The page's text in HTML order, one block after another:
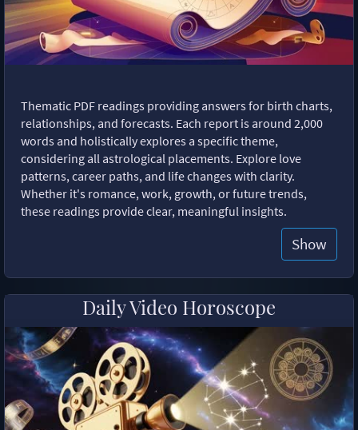
Thematic PDF readings providing answers for birth charts,
relationships, and forecasts. Each report is around 2,000
words and holistically explores a specific theme,
considering all astrological placements. Explore love
patterns, career paths, and life changes with clarity.
Whether it's romance, work, growth, or future trends,
these readings provide clear, meaningful insights.
Show
Daily Video Horoscope